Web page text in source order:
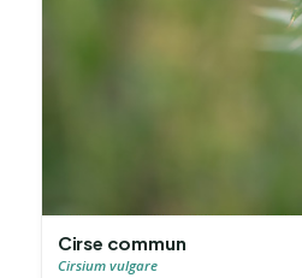
Cirse commun
Cirsium vulgare